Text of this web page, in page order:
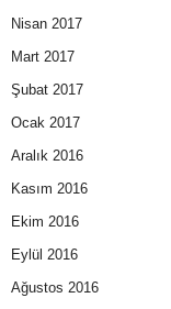
Nisan 2017
Mart 2017
Şubat 2017
Ocak 2017
Aralık 2016
Kasım 2016
Ekim 2016
Eylül 2016
Ağustos 2016